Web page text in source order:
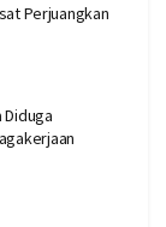
Perjuangkan